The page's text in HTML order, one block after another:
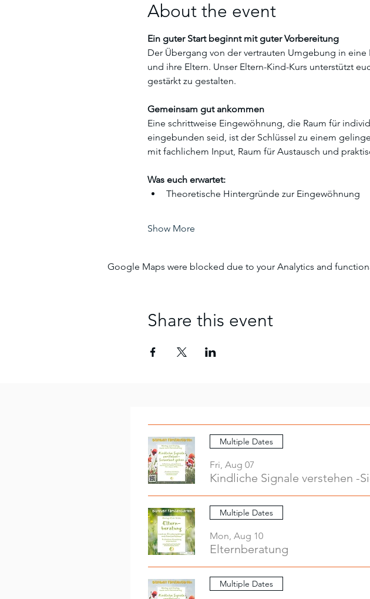
About the event
Ein guter Start beginnt mit guter Vorbereitung
Der Übergang von der vertrauten Umgebung in
und ihre Eltern. Unser Eltern-Kind-Kurs unterstützt
gestärkt zu gestalten.
Gemeinsam gut ankommen
Eine schrittweise Eingewöhnung, die Raum für
eingebunden seid, ist der Schlüssel zu einem
mit fachlichem Input, Raum für Austausch und
Was euch erwartet:
Theoretische Hintergründe zur Eingewöhnung
Show More
Google Maps were blocked due to your Analytics and
Share this event
Multiple Dates
Fri, Aug 07
Kindliche Signale verstehen -
Multiple Dates
Mon, Aug 10
Elternberatung
Multiple Dates